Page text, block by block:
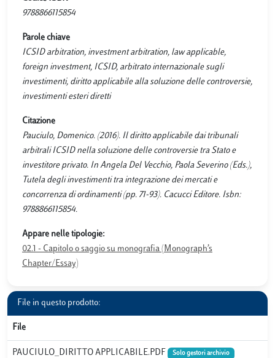
9788866115854
Parole chiave
ICSID arbitration, investment arbitration, law applicable,
foreign investment, ICSID, arbitrato internazionale sugli
investimenti, diritto applicabile alla soluzione delle controversie,
investimenti esteri diretti
Citazione
Pauciulo, Domenico. (2016). Il diritto applicabile dai tribunali
arbitrali ICSID nella soluzione delle controversie tra Stato e
investitore privato. In Angela Del Vecchio, Paola Severino (Eds.),
Tutela degli investimenti tra integrazione dei mercati e
concorrenza di ordinamenti (pp. 71-93). Cacucci Editore. Isbn:
9788866115854.
Appare nelle tipologie:
02.1 - Capitolo o saggio su monografia (Monograph’s
Chapter/Essay)
File in questo prodotto:
File
PAUCIULO_DIRITTO APPLICABILE.PDF Solo gestori archivio